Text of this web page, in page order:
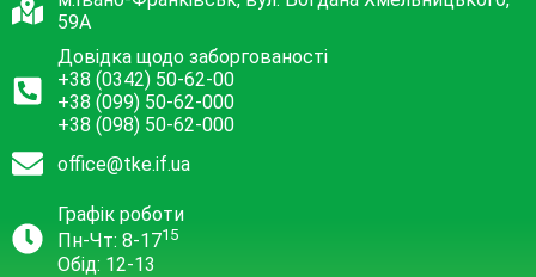
59А
Довідка щодо заборгованості
+38 (0342) 50-62-00
+38 (099) 50-62-000
+38 (098) 50-62-000
office@tke.if.ua
Графік роботи
Пн-Чт: 8-1715
Обід: 12-13